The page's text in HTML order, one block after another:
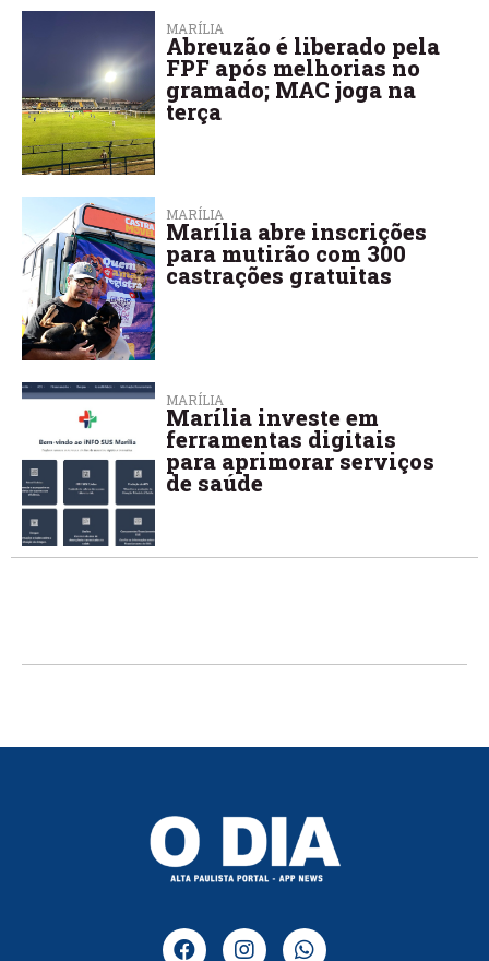
MARÍLIA
Abreuzão é liberado pela
FPF após melhorias no
gramado; MAC joga na
terça
MARÍLIA
Marília abre inscrições
para mutirão com 300
castrações gratuitas
MARÍLIA
Marília investe em
ferramentas digitais
para aprimorar serviços
de saúde